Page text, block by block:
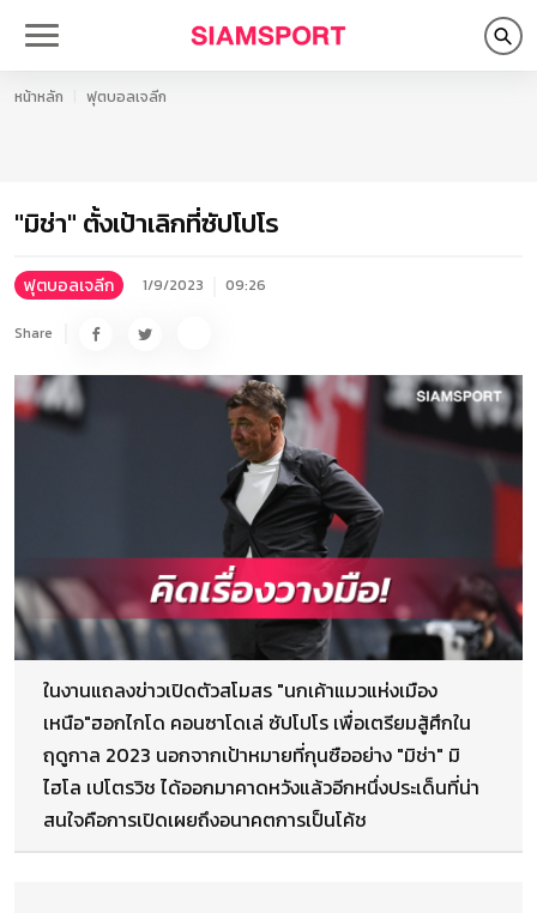
หน้าหลัก ฟุตบอลเจลีก
"มิช่า" ตั้งเป้าเลิกที่ซัปโปโร
ฟุตบอลเจลีก 1/9/2023 09:26
Share
ในงานแถลงข่าวเปิดตัวสโมสร "นกเค้าแมวแห่งเมือง
เหนือ"ฮอกไกโด คอนซาโดเล่ ซัปโปโร เพื่อเตรียมสู้ศึกใน
ฤดูกาล 2023 นอกจากเป้าหมายที่กุนซืออย่าง "มิช่า" มิ
ไฮโล เปโตรวิช ได้ออกมาคาดหวังแล้วอีกหนึ่งประเด็นที่น่า
สนใจคือการเปิดเผยถึงอนาคตการเป็นโค้ช